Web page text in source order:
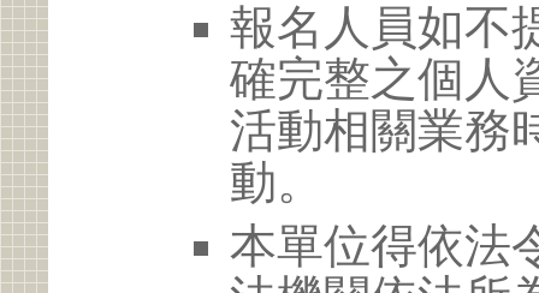
報名人員如不
確完整之個人
活動相關業務
動。
本單位得依法